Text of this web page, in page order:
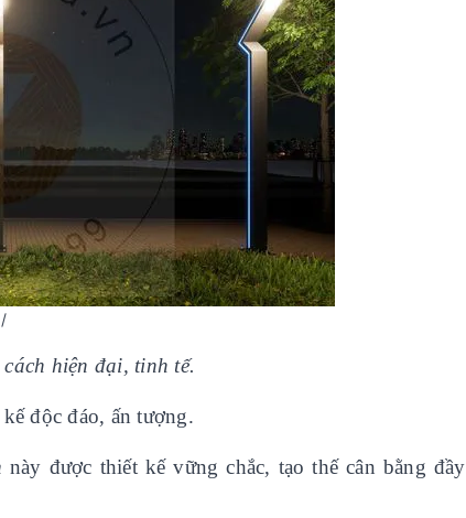
/
hiện đại, tinh tế.
độc đáo, ấn tượng.
này được thiết kế vững chắc, tạo thế cân bằng đầy